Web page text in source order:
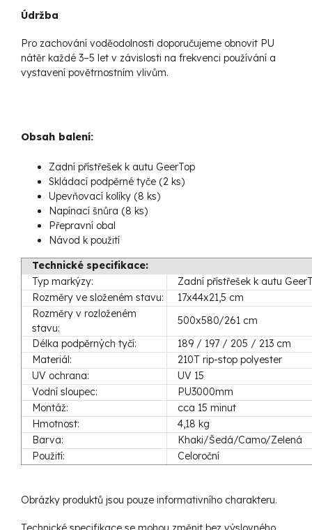
Údržba
Pro zachování voděodolnosti doporučujeme obnovit PU
nátěr každé 3–5 let v závislosti na frekvenci používání a
vystavení povětrnostním vlivům.
Obsah balení:
Zadní přístřešek k autu GeerTop
Skládací podpěrné tyče (2 ks)
Upevňovací kolíky (8 ks)
Napínací šnůra (8 ks)
Přepravní obal
Návod k použití
Technické specifikace:
Typ markýzy:
Zadní přístřešek k autu
Rozměry ve složeném stavu:
17x44x21,5 cm
Rozměry v rozloženém
stavu:
500x580/261 cm
Délka podpěrných tyčí:
189 / 197 / 205 / 213 cm
Materiál:
210T rip-stop polyester
UV ochrana:
UV 15
Vodní sloupec:
PU3000mm
Montáž:
cca 15 minut
Hmotnost:
4,18 kg
Barva:
Khaki/Šedá/Camo/Zelená
Použití:
Celoroční
Obrázky produktů jsou pouze informativního charakteru.